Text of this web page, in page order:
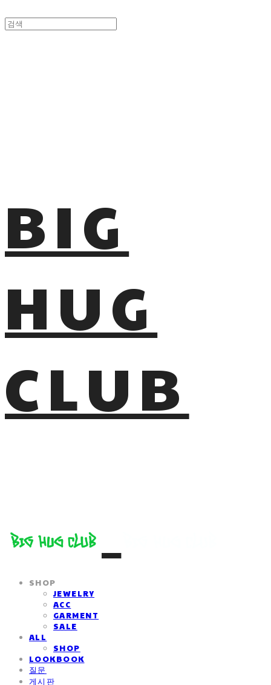
BIG
HUG
CLUB
SHOP
JEWELRY
ACC
GARMENT
SALE
ALL
SHOP
LOOKBOOK
질문
게시판